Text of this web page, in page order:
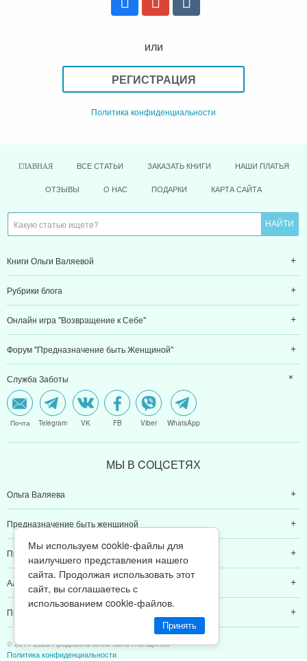
или
РЕГИСТРАЦИЯ
Политика конфиденциальности
ГЛАВНАЯ ВСЕ СТАТЬИ ЗАКАЗАТЬ КНИГИ НАШИ ПЛАТЬЯ
ОТЗЫВЫ О НАС ПОДАРКИ КАРТА САЙТА
Книги Ольги Валяевой
Рубрики блога
Онлайн игра "Возвращение к Себе"
Форум "Предназначение быть Женщиной"
Служба Заботы
Почта Telegram VK FB Viber WhatsApp
МЫ В CОЦCЕТЯХ
Ольга Валяева
Предназначение быть женщиной
Предназначение быть мамой
Алексей Валяев
Предназначение быть папой
© 2011-2026 Предназначение быть Женщиной
Политика конфиденциальности
Мы используем cookie-файлы для
наилучшего представления нашего
сайта. Продолжая использовать этот
сайт, вы соглашаетесь с
использованием cookie-файлов.
Принять